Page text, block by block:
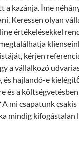
a kazánja. Íme
Keressen olyan
értékelésekkel
kérjen
a vállalkozó
és hajlandó-e
és a
A mi csapatunk
mindig kifogástalan